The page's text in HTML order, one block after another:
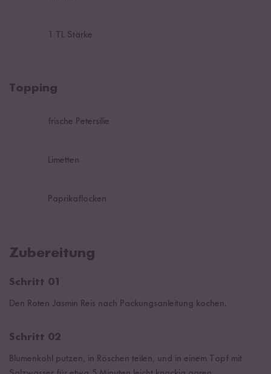
1 TL Stärke
Topping
frische Petersilie
Limetten
Paprikaflocken
Zubereitung
Schritt 01
Den Roten Jasmin Reis nach Packungsanleitung kochen.
Schritt 02
Blumenkohl putzen, in Röschen teilen, und in einem Topf mit